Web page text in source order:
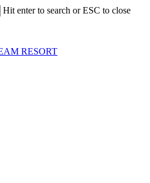
Hit enter to search or ESC to close